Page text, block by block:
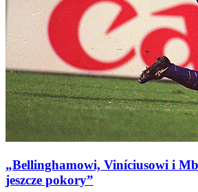
„Bellinghamowi, Viníciusowi i
jeszcze pokory”